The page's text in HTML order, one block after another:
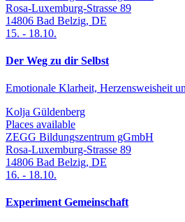
Rosa-Luxemburg-Strasse 89
14806 Bad Belzig, DE
15. - 18.10.
Der Weg zu dir Selbst
Emotionale Klarheit, Herzensweisheit
Kolja Güldenberg
Places available
ZEGG Bildungszentrum gGmbH
Rosa-Luxemburg-Strasse 89
14806 Bad Belzig, DE
16. - 18.10.
Experiment Gemeinschaft